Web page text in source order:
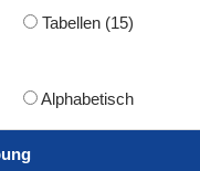
Tabellen (15)
Alphabetisch